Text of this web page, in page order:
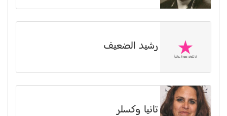
رشيد الضعيف
تانيا وكسلر